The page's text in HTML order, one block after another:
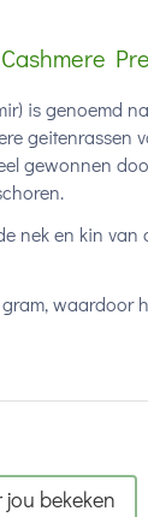
is genoemd
geitenrassen
gewonnen
nek en kin
waardoor
jou bekeken